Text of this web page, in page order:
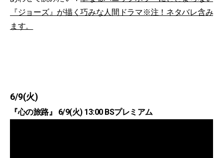
『ジョーズ』が描く巧みな人間ドラマ※注！ネタバレ含み
ます。
6/9(火)
『心の旅路』 6/9(火) 13:00 BSプレミアム